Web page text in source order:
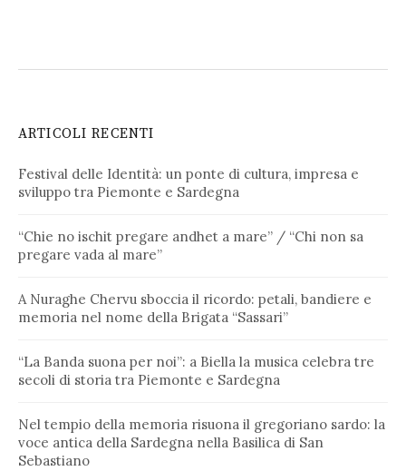
ARTICOLI RECENTI
Festival delle Identità: un ponte di cultura, impresa e
sviluppo tra Piemonte e Sardegna
“Chie no ischit pregare andhet a mare” / “Chi non sa
pregare vada al mare”
A Nuraghe Chervu sboccia il ricordo: petali, bandiere e
memoria nel nome della Brigata “Sassari”
“La Banda suona per noi”: a Biella la musica celebra tre
secoli di storia tra Piemonte e Sardegna
Nel tempio della memoria risuona il gregoriano sardo: la
voce antica della Sardegna nella Basilica di San
Sebastiano